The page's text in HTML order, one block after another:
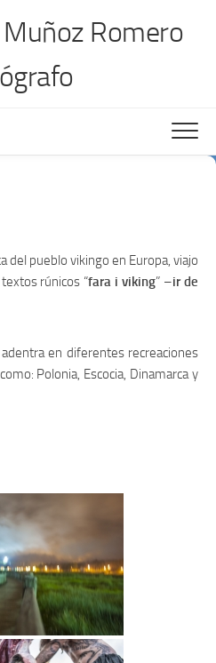
Romero
del pueblo vikingo en Europa, viajo
rúnicos “fara i viking” –ir de
en diferentes recreaciones
Polonia, Escocia, Dinamarca y